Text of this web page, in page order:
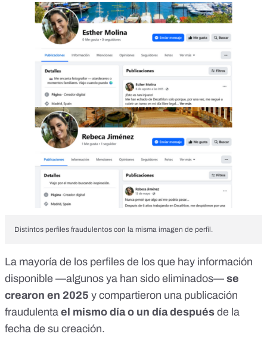
Distintos perfiles fraudulentos con la misma imagen de perfil.
La mayoría de los perfiles de los que hay información
disponible —algunos ya han sido eliminados— se
crearon en 2025 y compartieron una publicación
fraudulenta el mismo día o un día después de la
fecha de su creación.